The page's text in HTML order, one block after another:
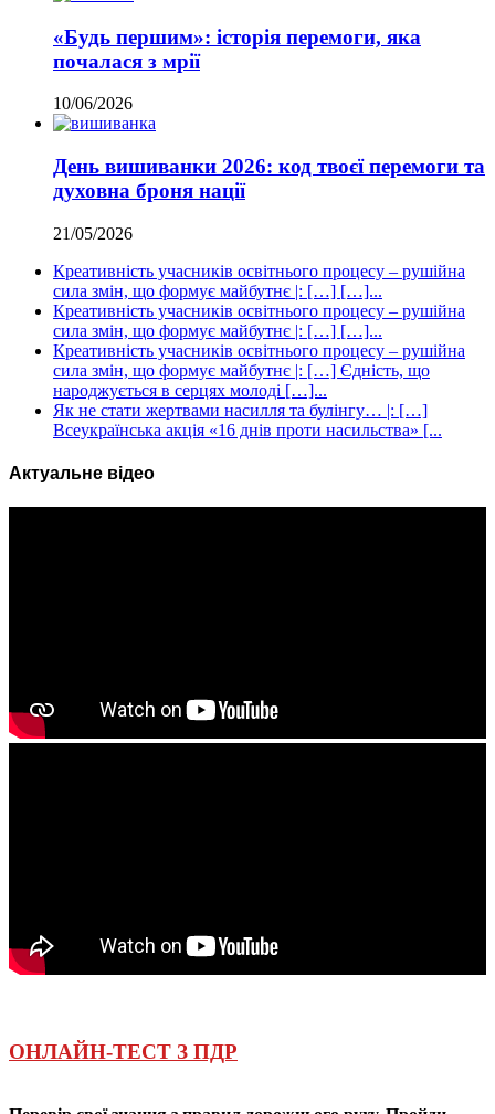
«Будь першим»: історія перемоги, яка
почалася з мрії
10/06/2026
День вишиванки 2026: код твоєї перемоги та
духовна броня нації
21/05/2026
Креативність учасників освітнього процесу – рушійна
сила змін, що формує майбутнє |: […] […]...
Креативність учасників освітнього процесу – рушійна
сила змін, що формує майбутнє |: […] […]...
Креативність учасників освітнього процесу – рушійна
сила змін, що формує майбутнє |: […] Єдність, що
народжується в серцях молоді […]...
Як не стати жертвами насилля та булінгу… |: […]
Всеукраїнська акція «16 днів проти насильства» [...
Актуальне відео
ОНЛАЙН-ТЕСТ З ПДР